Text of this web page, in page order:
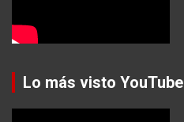
Lo más visto YouTube